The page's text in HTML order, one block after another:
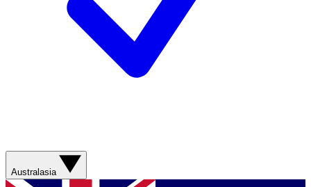
Australasia